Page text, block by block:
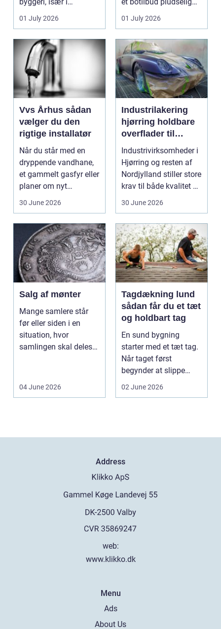
badeværelser,
køkkener og andr...
01 July 2026
ændrer sig, k...
01 July 2026
Vvs Århus sådan
vælger du den
rigtige installatør
Når du står med en
dryppende vandhane,
et gammelt gasfyr eller
planer om nyt
30 June 2026
Industrilakering
hjørring holdbare
overflader til
industri og erhverv
Industrivirksomheder i
Hjørring og resten af
Nordjylland stiller store
krav til både kvalitet og
30 June 2026
Salg af mønter
Mange samlere står
før eller siden i en
situation, hvor
samlingen skal deles
04 June 2026
Tagdækning lund
sådan får du et tæt
og holdbart tag
En sund bygning
starter med et tæt tag.
Når taget først
begynder at slippe
02 June 2026
Address
web:
www.klikko.dk
Menu
Ads
About Us